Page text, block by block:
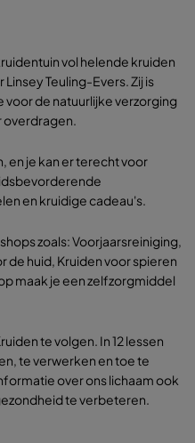
vol helende kruiden
Teuling-Evers. Zij is
voor de natuurlijke verzorging
overdragen.
en je kan er terecht voor
en kruidige cadeau's.
zoals: Voorjaarsreiniging,
de huid, Kruiden voor spieren
maak je een zelfzorgmiddel
te volgen. In 12 lessen
te verwerken en toe te
over ons lichaam ook
te verbeteren.